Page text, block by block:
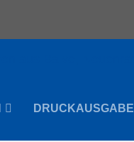
DRUCKAUSGABE